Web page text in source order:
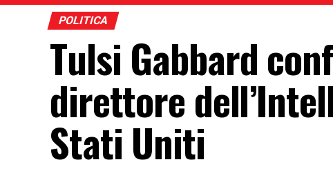
POLITICA
Tulsi Gabbard
direttore
Stati Uniti